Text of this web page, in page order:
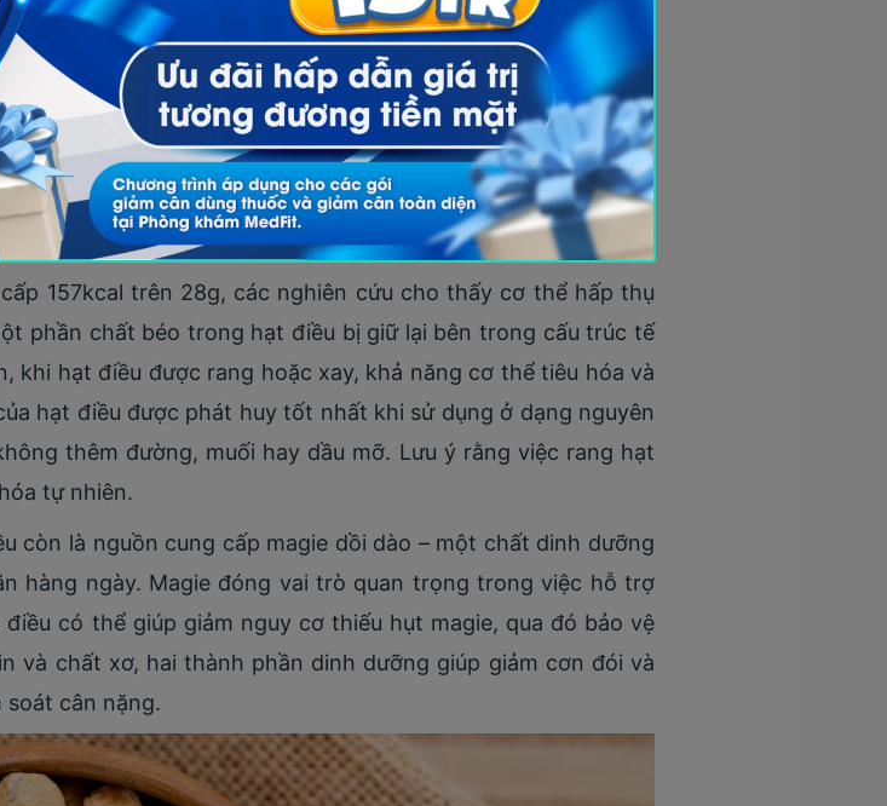
giúp kiểm soát calo và cải thiện các chỉ số mỡ máu
lượng dinh dưỡng 1 ounce (khoảng 28g) hạt điều bao gồm
2,22g acid béo không bão hòa đa, 8,56g đường và 0,936g
157kcal trên 28g, các nghiên cứu cho thấy cơ thể hấp thụ
phần chất béo trong hạt điều bị giữ lại bên trong cấu trúc tế
khi hạt điều được rang hoặc xay, khả năng cơ thể tiêu hóa và
hạt điều được phát huy tốt nhất khi sử dụng ở dạng nguyên
thêm đường, muối hay dầu mỡ. Lưu ý rằng việc rang hạt
tự nhiên.
còn là nguồn cung cấp magie dồi dào – một chất dinh dưỡng
hàng ngày. Magie đóng vai trò quan trọng trong việc hỗ trợ
có thể giúp giảm nguy cơ thiếu hụt magie, qua đó bảo vệ
và chất xơ, hai thành phần dinh dưỡng giúp giảm cơn đói và
cân nặng.